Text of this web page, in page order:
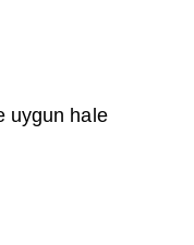
hale getirin